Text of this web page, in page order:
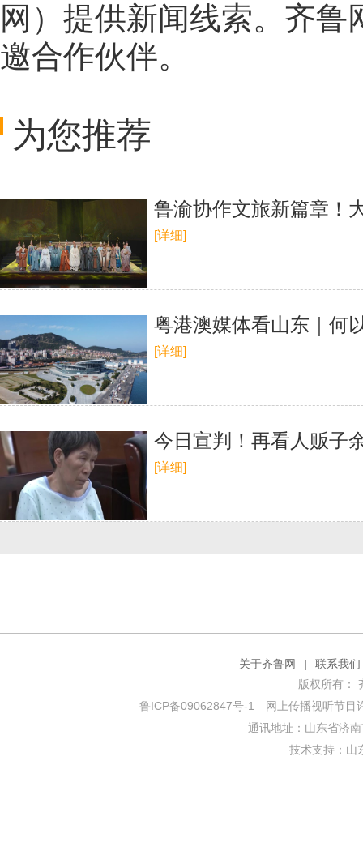
网 ）提供新闻线索。齐鲁
邀合作伙伴。
为您推荐
鲁渝协作文旅新篇章！
[详细]
粤港澳媒体看山东｜何
[详细]
今日宣判！再看人贩子
[详细]
关于齐鲁网 |
联系我们
版权所有：
鲁ICP备09062847号-1 网上传播视听节目
通讯地址：山东省济
技术支持： 山